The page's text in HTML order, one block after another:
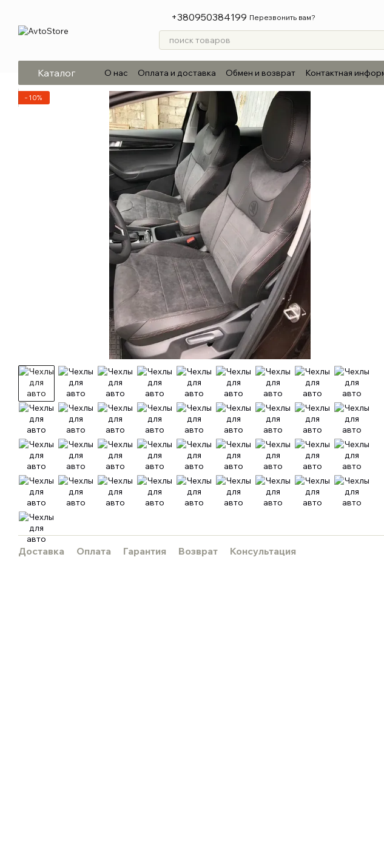
+380950384199 Перезвонить вам?
Каталог О нас Оплата и доставка Обмен и возврат Контактная
−10%
Доставка Оплата Гарантия Возврат Консультация